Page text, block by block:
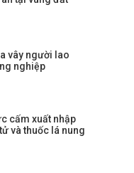
vây người lao
nghiệp
cấm xuất nhập
và thuốc lá nung